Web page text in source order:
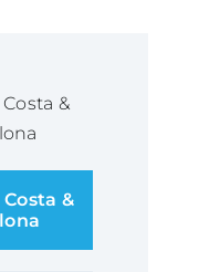
&
&